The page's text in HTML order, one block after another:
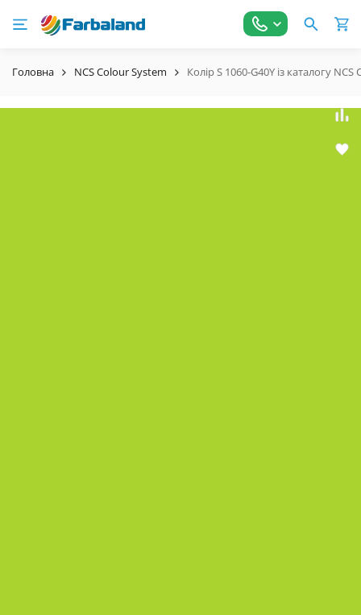
Головна NCS Colour System Колір S 1060-G40Y із каталогу